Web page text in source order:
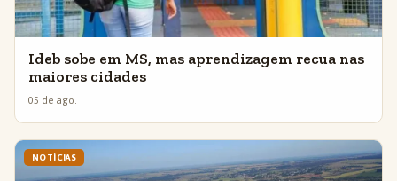
Ideb sobe em MS, mas aprendizagem recua nas
maiores cidades
05 de ago.
NOTÍCIAS